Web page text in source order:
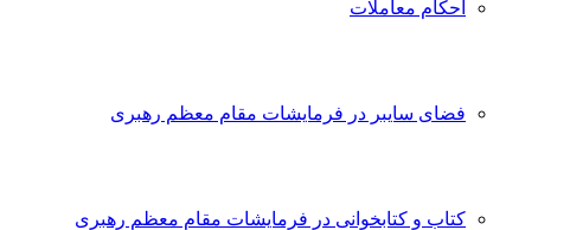
احکام معاملات
فضای سایبر در فرمایشات مقام معظم رهبری
کتاب و کتابخوانی در فرمایشات مقام معظم رهبری